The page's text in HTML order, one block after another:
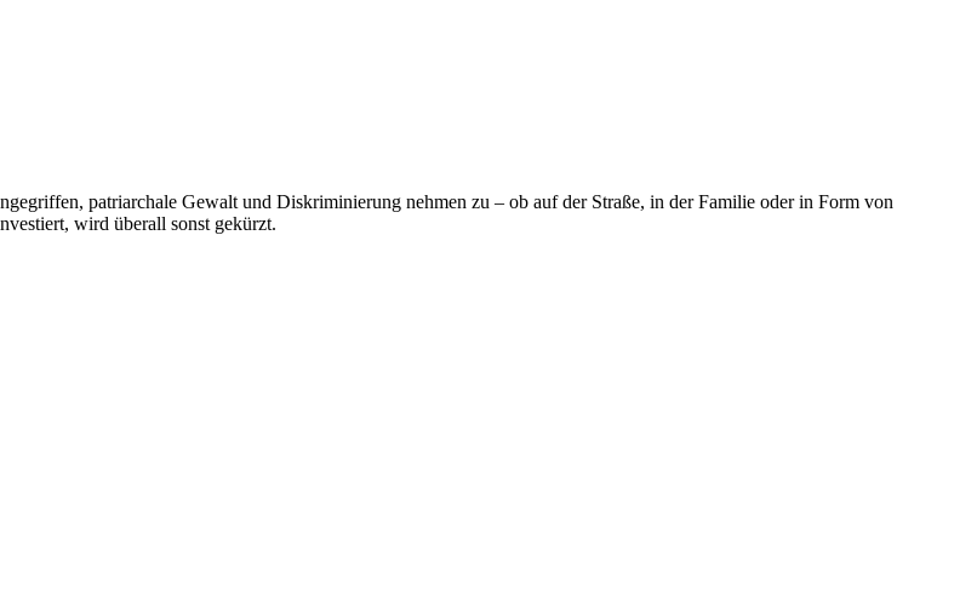
patriarchale Gewalt und Diskriminierung nehmen zu – ob auf der Straße, in der Familie oder in Form von
wird überall sonst gekürzt.